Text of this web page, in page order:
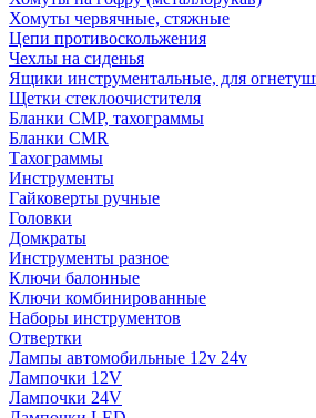
Хомуты червячные, стяжные
Цепи противоскольжения
Чехлы на сиденья
Ящики инструментальные, для
Щетки стеклоочистителя
Бланки СМР, тахограммы
Бланки CMR
Тахограммы
Инструменты
Гайковерты ручные
Головки
Домкраты
Инструменты разное
Ключи балонные
Ключи комбинированные
Наборы инструментов
Отвертки
Лампы автомобильные 12v 24v
Лампочки 12V
Лампочки 24V